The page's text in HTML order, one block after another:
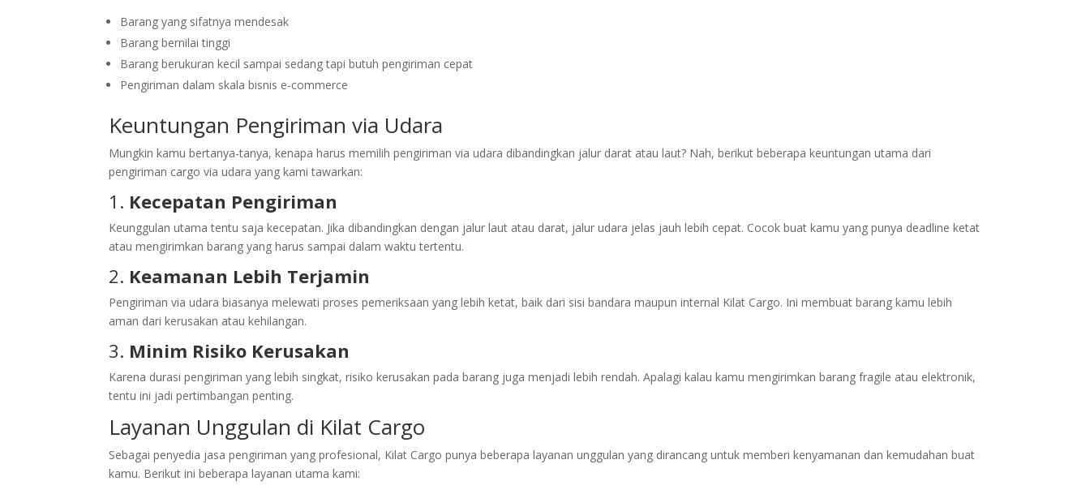
Barang yang sifatnya mendesak
Barang bernilai tinggi
Barang berukuran kecil sampai sedang tapi butuh pengiriman cepat
Pengiriman dalam skala bisnis e-commerce
Keuntungan Pengiriman via Udara
Mungkin kamu bertanya-tanya, kenapa harus memilih pengiriman via udara dibandingkan jalur darat atau laut? Nah, berikut beberapa keuntungan utama dari
pengiriman cargo via udara yang kami tawarkan:
1. Kecepatan Pengiriman
Keunggulan utama tentu saja kecepatan. Jika dibandingkan dengan jalur laut atau darat, jalur udara jelas jauh lebih cepat. Cocok buat kamu yang punya deadline ketat
atau mengirimkan barang yang harus sampai dalam waktu tertentu.
2. Keamanan Lebih Terjamin
Pengiriman via udara biasanya melewati proses pemeriksaan yang lebih ketat, baik dari sisi bandara maupun internal Kilat Cargo. Ini membuat barang kamu lebih
aman dari kerusakan atau kehilangan.
3. Minim Risiko Kerusakan
Karena durasi pengiriman yang lebih singkat, risiko kerusakan pada barang juga menjadi lebih rendah. Apalagi kalau kamu mengirimkan barang fragile atau elektronik,
tentu ini jadi pertimbangan penting.
Layanan Unggulan di Kilat Cargo
Sebagai penyedia jasa pengiriman yang profesional, Kilat Cargo punya beberapa layanan unggulan yang dirancang untuk memberi kenyamanan dan kemudahan buat
kamu. Berikut ini beberapa layanan utama kami: